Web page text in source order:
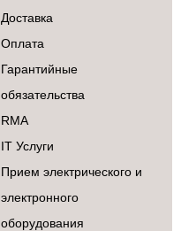
Доставка
Оплата
Гарантийные
обязательства
RMA
IT Услуги
Прием электрического и
электронного
оборудования